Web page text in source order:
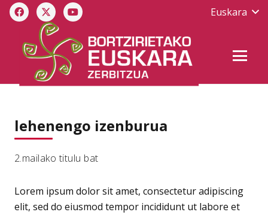
Euskara
lehenengo izenburua
2.mailako titulu bat
Lorem ipsum dolor sit amet, consectetur adipiscing
elit, sed do eiusmod tempor incididunt ut labore et